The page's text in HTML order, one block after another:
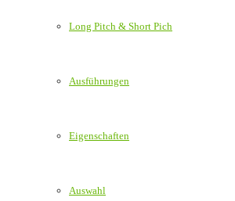
Long Pitch & Short Pich
Ausführungen
Eigenschaften
Auswahl